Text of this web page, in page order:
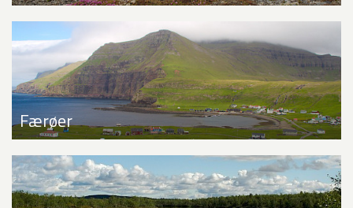
Færøer